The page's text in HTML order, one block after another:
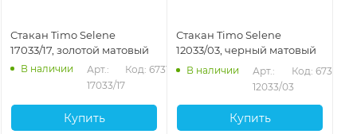
Стакан Timo Selene
17033/17, золотой матовый
В наличии
Арт.:
17033/17
Код: 67316
Купить
Стакан Timo Selene
12033/03, черный матовый
В наличии
Арт.:
12033/03
Код: 67314
Купить